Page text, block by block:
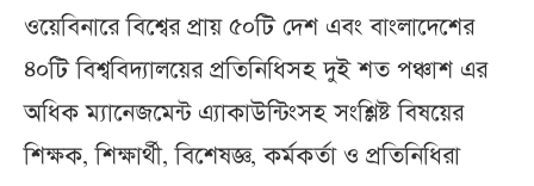
ওয়েবিনারে বিশ্বের প্রায় ৫০টি দেশ এবং বাংলাদেশের
৪০টি বিশ্ববিদ্যালয়ের প্রতিনিধিসহ দুই শত পঞ্চাশ এর
অধিক ম্যানেজমেন্ট এ্যাকাউন্টিংসহ সংশ্লিষ্ট বিষয়ের
শিক্ষক, শিক্ষার্থী, বিশেষজ্ঞ, কর্মকর্তা ও প্রতিনিধিরা